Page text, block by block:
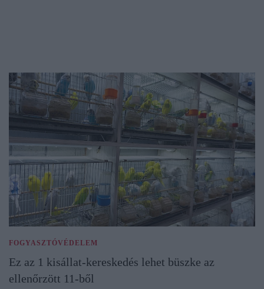
FOGYASZTÓVÉDELEM
Ez az 1 kisállat-kereskedés lehet büszke az
ellenőrzött 11-ből